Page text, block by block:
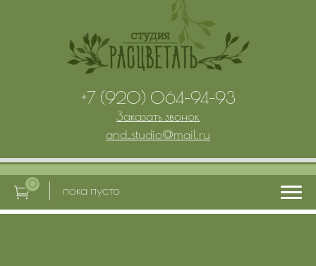
+7 (920) 064-94-93
Заказать звонок
and_studio@mail.ru
0 пока пусто